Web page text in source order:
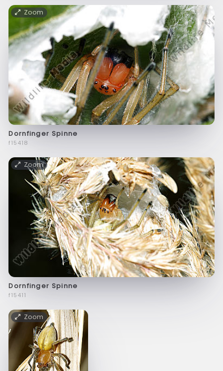
Zoom
Dornfinger Spinne
f15418
Zoom
Dornfinger Spinne
f15411
Zoom